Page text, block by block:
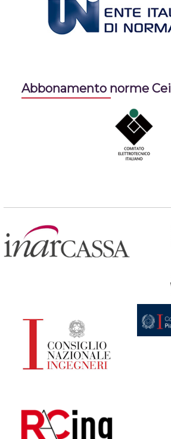
Abbonamento norme Cei